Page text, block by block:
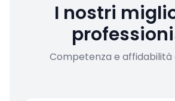
I nostri
Competenza e